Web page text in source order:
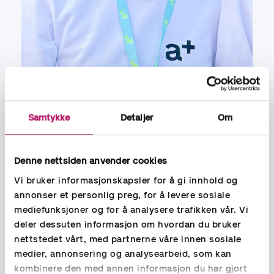
Samtykke Detaljer Om
Denne nettsiden anvender cookies
Vi bruker informasjonskapsler for å gi innhold og
annonser et personlig preg, for å levere sosiale
mediefunksjoner og for å analysere trafikken vår. Vi
deler dessuten informasjon om hvordan du bruker
nettstedet vårt, med partnerne våre innen sosiale
medier, annonsering og analysearbeid, som kan
kombinere den med annen informasjon du har gjort
langt?
Etter meir enn 30 år i bransjen og med eiga bedrift: du kan
aldri aldri lena deg tilbake og tenkja at ‘no er jobben gjort’. Då
er du garantert å få deg ‘ein på trynet’. Det er stadig både
mot- og medgang i vente – det er vel det som gjer jobben så
spennande og utfordrande?! Og – eg elskar faget mitt og har
i desse år ikkje hatt ein kjedeleg dag. Og ein gong til – ‘stao-
no-pao’ nyttar!!